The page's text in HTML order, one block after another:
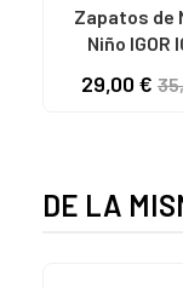
Zapatos de
Niño IGOR
CONCEPT
29,00 €
DE LA